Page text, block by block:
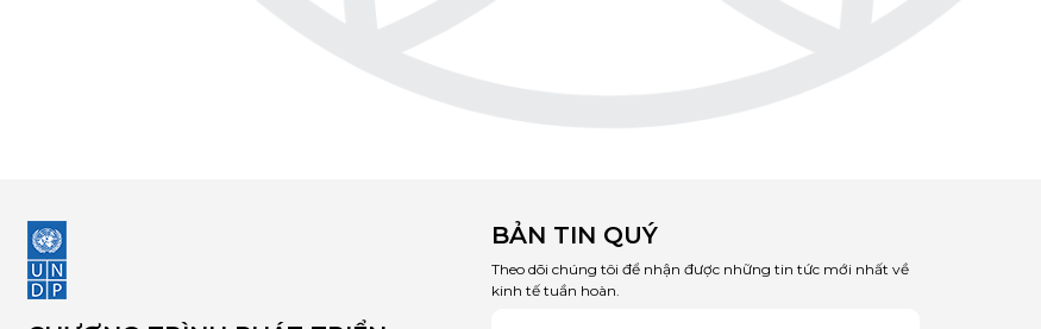
BẢN TIN QUÝ
Theo dõi chúng tôi để nhận được những tin tức mới nhất về
kinh tế tuần hoàn.